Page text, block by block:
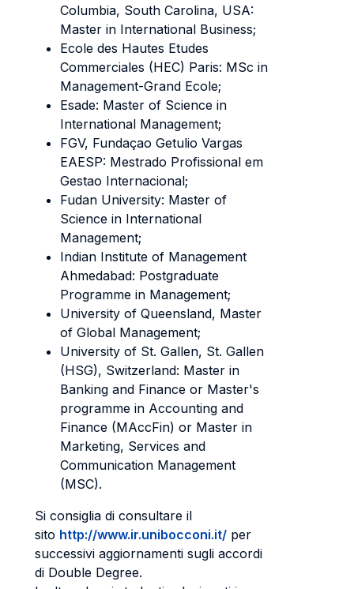
Columbia, South Carolina, USA:
Master in International Business;
Ecole des Hautes Etudes
Commerciales (HEC) Paris: MSc in
Management-Grand Ecole;
Esade: Master of Science in
International Management;
FGV, Fundaçao Getulio Vargas
EAESP: Mestrado Profissional em
Gestao Internacional;
Fudan University: Master of
Science in International
Management;
Indian Institute of Management
Ahmedabad: Postgraduate
Programme in Management;
University of Queensland, Master
of Global Management;
University of St. Gallen, St. Gallen
(HSG), Switzerland: Master in
Banking and Finance or Master's
programme in Accounting and
Finance (MAccFin) or Master in
Marketing, Services and
Communication Management
(MSC).
Si consiglia di consultare il
sito http://www.ir.unibocconi.it/ per
successivi aggiornamenti sugli accordi
di Double Degree.